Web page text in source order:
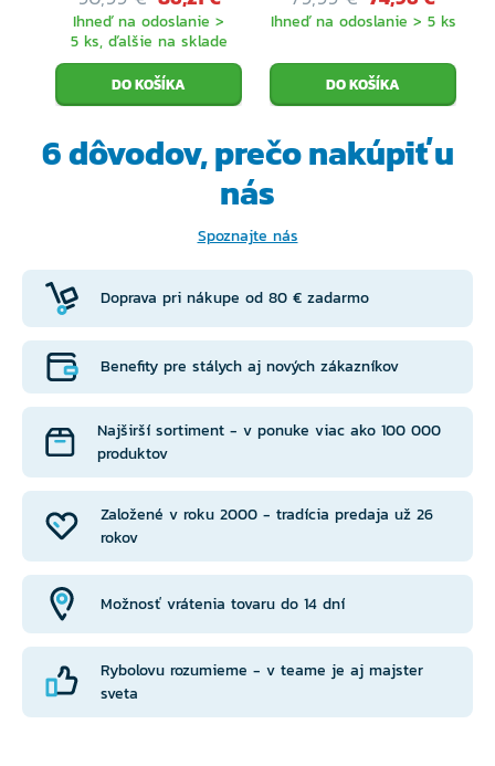
Ihneď na odoslanie >
5 ks, ďalšie na sklade
Ihneď na odoslanie > 5 ks
6 dôvodov, prečonakúpiť u
nás
Spoznajte nás
Doprava pri nákupe od 80 € zadarmo
Založené v roku 2000 - tradícia predaja už 26
rokov
Benefity pre stálych aj nových zákazníkov
Možnosť vrátenia tovaru do 14 dní
Najširší sortiment - v ponuke viac ako 100 000
produktov
Rybolovu rozumieme - v teame je aj majster
sveta